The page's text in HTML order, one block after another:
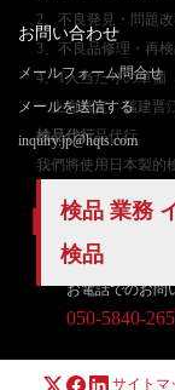
2、不良発見・問題
3、不良品修理・再
4、1人当たりの単価
上海嘉定、福建晋
検品代行品代行
我們將使用日本製的
検品 業務
検品
お問い合わせ
メールフォーム問合せ
メールを送信する
inquiry.jp@hqts.com
お電話でのお問
050-5840-
サイトマ